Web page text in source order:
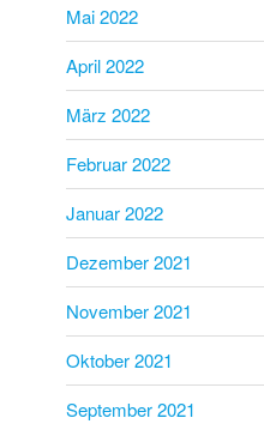
Mai 2022
April 2022
März 2022
Februar 2022
Januar 2022
Dezember 2021
November 2021
Oktober 2021
September 2021